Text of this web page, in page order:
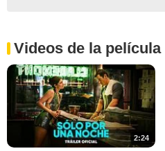
Videos de la película
2:24